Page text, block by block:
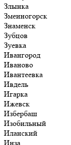
Злынка
Змеиногорск
Знаменск
Зубцов
Зуевка
Ивангород
Иваново
Ивантеевка
Ивдель
Игарка
Ижевск
Избербаш
Изобильный
Иланский
Инза